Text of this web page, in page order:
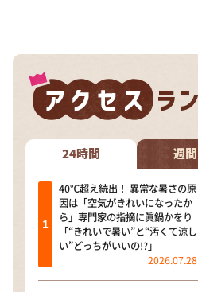
24時間 週間
40℃超え続出！ 異常な暑さの原
因は「空気がきれいになったか
ら」専門家の指摘に眞鍋かをり
「“きれいで暑い”と“汚くて涼し
い”どっちがいいの!?」
2026.07.28